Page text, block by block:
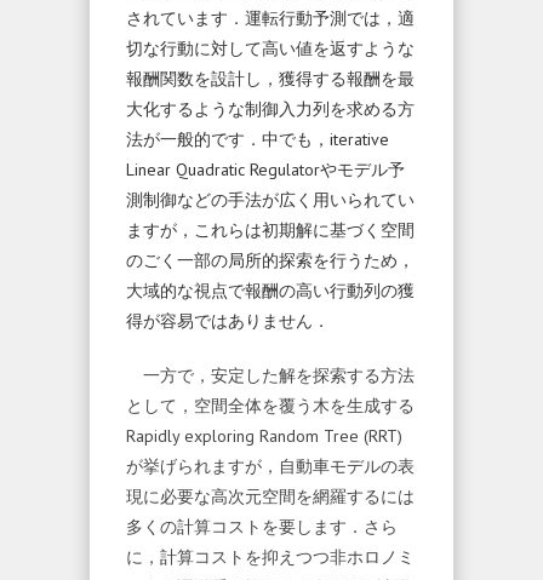
されています．運転行動予測では，適
切な行動に対して高い値を返すような
報酬関数を設計し，獲得する報酬を最
大化するような制御入力列を求める方
法が一般的です．中でも，iterative
Linear Quadratic Regulatorやモデル予
測制御などの手法が広く用いられてい
ますが，これらは初期解に基づく空間
のごく一部の局所的探索を行うため，
大域的な視点で報酬の高い行動列の獲
得が容易ではありません．
一方で，安定した解を探索する方法
として，空間全体を覆う木を生成する
Rapidly exploring Random Tree (RRT)
が挙げられますが，自動車モデルの表
現に必要な高次元空間を網羅するには
多くの計算コストを要します．さら
に，計算コストを抑えつつ非ホロノミ